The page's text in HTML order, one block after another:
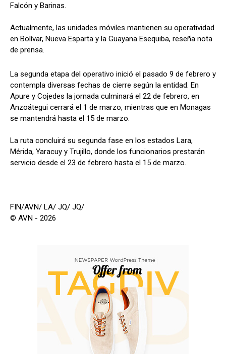
Falcón y Barinas.
Actualmente, las unidades móviles mantienen su operatividad
en Bolívar, Nueva Esparta y la Guayana Esequiba, reseña nota
de prensa.
La segunda etapa del operativo inició el pasado 9 de febrero y
contempla diversas fechas de cierre según la entidad. En
Apure y Cojedes la jornada culminará el 22 de febrero, en
Anzoátegui cerrará el 1 de marzo, mientras que en Monagas
se mantendrá hasta el 15 de marzo.
La ruta concluirá su segunda fase en los estados Lara,
Mérida, Yaracuy y Trujillo, donde los funcionarios prestarán
servicio desde el 23 de febrero hasta el 15 de marzo.
FIN/AVN/ LA/ JQ/ JQ/
© AVN - 2026